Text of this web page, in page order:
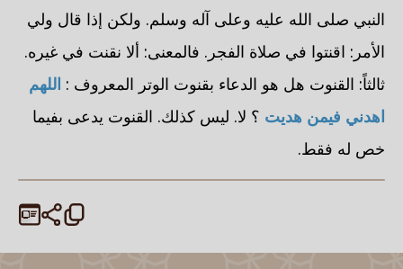
النبي صلى الله عليه وعلى آله وسلم. ولكن إذا قال ولي
الأمر: اقنتوا في صلاة الفجر. فالمعنى: ألا نقنت في غيره.
ثالثاً: القنوت هل هو الدعاء بقنوت الوتر المعروف : اللهم
اهدني فيمن هديت ؟ لا. ليس كذلك. القنوت يدعى بفيما
خص له فقط.